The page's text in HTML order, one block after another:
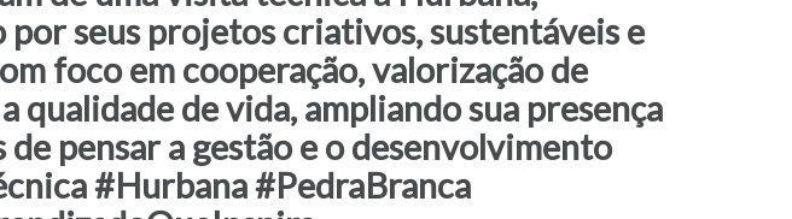
seus projetos criativos, sustentáveis e
foco em cooperação, valorização de
qualidade de vida, ampliando sua presença
pensar a gestão e o desenvolvimento
#Hurbana #PedraBranca